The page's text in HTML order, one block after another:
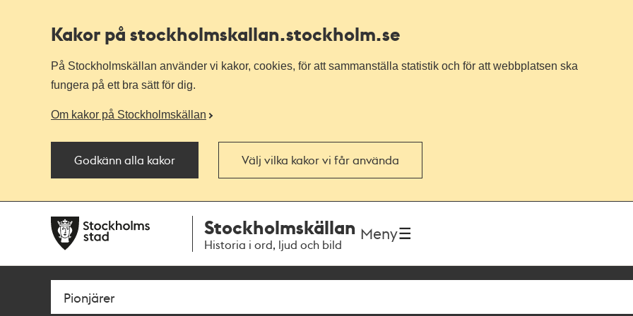
Kakor på stockholmskallan.stockholm.se
På Stockholmskällan använder vi kakor, cookies, för att sammanställa statistik och för att webbplatsen ska
fungera på ett bra sätt för dig.
Om kakor på Stockholmskällan
Godkänn alla kakor Välj vilka kakor vi får använda
navigationen
huvudinnehållet
Stockholmskällan
Historia i ord, ljud och bild
Meny
Sök